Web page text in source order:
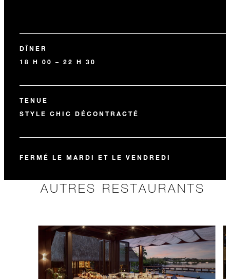
DÎNER
18 H 00 – 22 H 30
TENUE
STYLE CHIC DÉCONTRACTÉ
FERMÉ LE MARDI ET LE VENDREDI
AUTRES RESTAURANTS